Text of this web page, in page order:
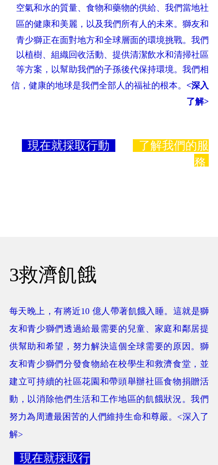
空氣和水的質量、食物和藥物的供給、我們當地社
區的健康和美麗，以及我們所有人的未來。獅友和
青少獅正在面對地方和全球層面的環境挑戰。我們
以植樹、組織回收活動、提供清潔飲水和清掃社區
等方案，以幫助我們的子孫後代保持環境。我們相
信，健康的地球是我們全部人的福祉的根本。 <深入
了解>
現在就採取行動 了解我們的服
務
3救濟飢餓
每天晚上，有將近10 億人帶著飢餓入睡。這就是獅
友和青少獅們透過給最需要的兒童、家庭和鄰居提
供幫助和希望，努力解決這個全球需要的原因。獅
友和青少獅們分發食物給在校學生和救濟食堂，並
建立可持續的社區花園和帶頭舉辦社區食物捐贈活
動，以消除他們生活和工作地區的飢餓狀況。我們
努力為周遭最困苦的人們維持生命和尊嚴。<深入了
解>
現在就採取行